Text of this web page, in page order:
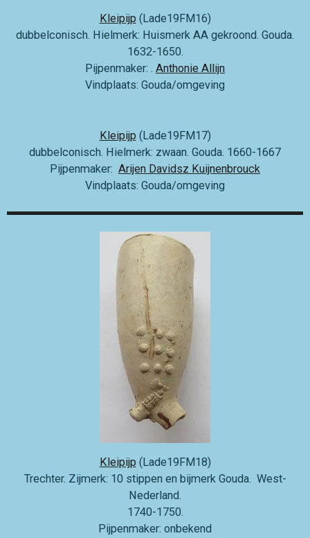
Kleipijp (Lade19FM16)
dubbelconisch. Hielmerk: Huismerk AA gekroond. Gouda.
1632-1650.
Pijpenmaker: . Anthonie Allijn
Vindplaats: Gouda/omgeving
Kleipijp (Lade19FM17)
dubbelconisch. Hielmerk: zwaan. Gouda. 1660-1667
Pijpenmaker: Arijen Davidsz Kuijnenbrouck
Vindplaats: Gouda/omgeving
Kleipijp (Lade19FM18)
Trechter. Zijmerk: 10 stippen en bijmerk Gouda. West-
Nederland.
1740-1750.
Pijpenmaker: onbekend